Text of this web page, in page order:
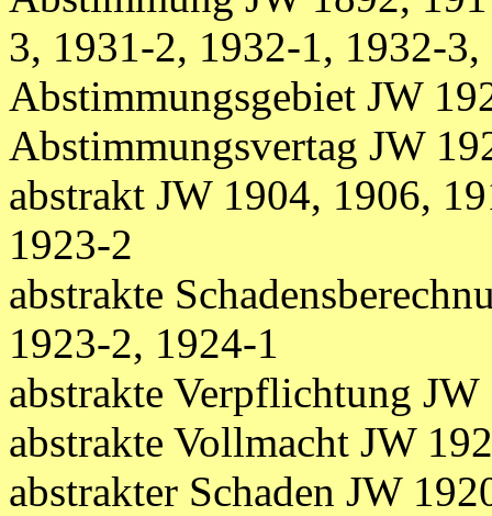
3, 1931-2, 1932-1, 1932-
Abstimmungsgebiet JW
Abstimmungsvertag JW
abstrakt JW 1904, 1906,
1923-2
abstrakte
1923-2, 1924-1
abstrakte Verpflichtung JW
abstrakte Vollmacht JW
abstrakter Schaden JW